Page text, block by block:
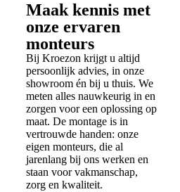
Maak kennis met
onze ervaren
monteurs
Bij Kroezon krijgt u altijd
persoonlijk advies, in onze
showroom én bij u thuis. We
meten alles nauwkeurig in en
zorgen voor een oplossing op
maat. De montage is in
vertrouwde handen: onze
eigen monteurs, die al
jarenlang bij ons werken en
staan voor vakmanschap,
zorg en kwaliteit.